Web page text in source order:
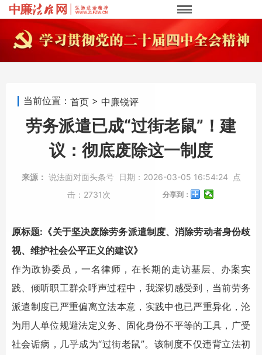
当前位置： 首页 > 中廉锐评
劳务派遣已成“过街老鼠”！建
议：彻底废除这一制度
来源： 说法面对面头条号 日期： 2026-03-05 16:54:24
点
击： 2731次 分享到：
原标题:《关于坚决废除劳务派遣制度、消除劳动者身份歧
视、维护社会公平正义的建议》
作为政协委员，一名律师，在长期的走访基层、办案实
践、倾听职工群众呼声过程中，我深切感受到，当前劳务
派遣制度已严重偏离立法本意，实践中也已严重异化，沦
为用人单位规避法定义务、固化身份不平等的工具，广受
社会诟病，几乎成为“过街老鼠”。该制度不仅违背立法初